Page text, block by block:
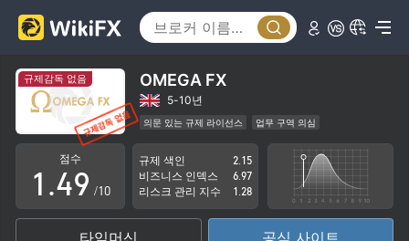
규제감독 없음 OMEGA FX
5-10년
의문 있는 규제 라이선스
업무 구역 의심
잠재적 위험성이 높음
점수
0
1
2
.
0
1
2
3
4
5
5
6
7
8
9 /10
규제 색인
2.15
비즈니스 인덱스
6.97
리스크 관리 지수
1.28
타임머신 공식 사이트